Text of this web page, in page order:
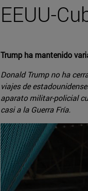
EEUU-
Trump ha mantenido
Donald Trump no ha
viajes de
aparato militar-policial
casi a la Guerra Fría.